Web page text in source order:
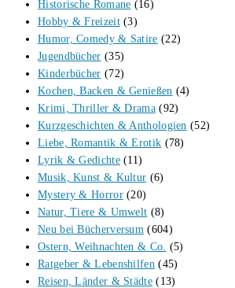
Historische Romane (16)
Hobby & Freizeit (3)
Humor, Comedy & Satire (22)
Jugendbücher (35)
Kinderbücher (72)
Kochen, Backen & Genießen (4)
Krimi, Thriller & Drama (92)
Kurzgeschichten & Anthologien (52)
Liebe, Romantik & Erotik (78)
Lyrik & Gedichte (11)
Musik, Kunst & Kultur (6)
Mystery & Horror (20)
Natur, Tiere & Umwelt (8)
Neu bei Bücherversum (604)
Ostern, Weihnachten & Co. (5)
Ratgeber & Lebenshilfen (45)
Reisen, Länder & Städte (13)